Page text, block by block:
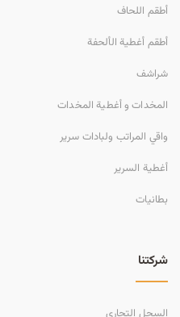
أطقم اللحاف
أطقم أغطية الألحفة
شراشف
المخدات و أغطية المخدات
واقي المراتب ولبادات سرير
أغطية السرير
بطانيات
شركتنا
السجل التجاري